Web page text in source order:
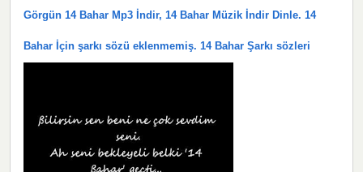
Görgün 14 Bahar Mp3 İndir, 14 Bahar Müzik İndir Dinle. 14
Bahar İçin şarkı sözü eklenmemiş. 14 Bahar Şarkı sözleri